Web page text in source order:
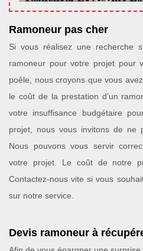
Ramoneur pas cher
Si vous réalisez une recherche
ramoneur pour votre projet pour
poêle, nous croyons que vous
le coût de la prestation d’un
votre insuffisance budgétaire
projet, nous vous invitons de ne
Nous pouvons vous servir
votre projet. Le coût de notre
Contactez-nous vite si vous
sur notre service.
Devis ramoneur à